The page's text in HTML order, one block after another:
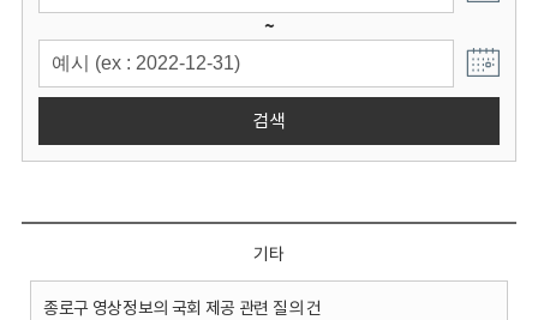
~
검색
기타
종로구 영상정보의 국회 제공 관련 질의 건